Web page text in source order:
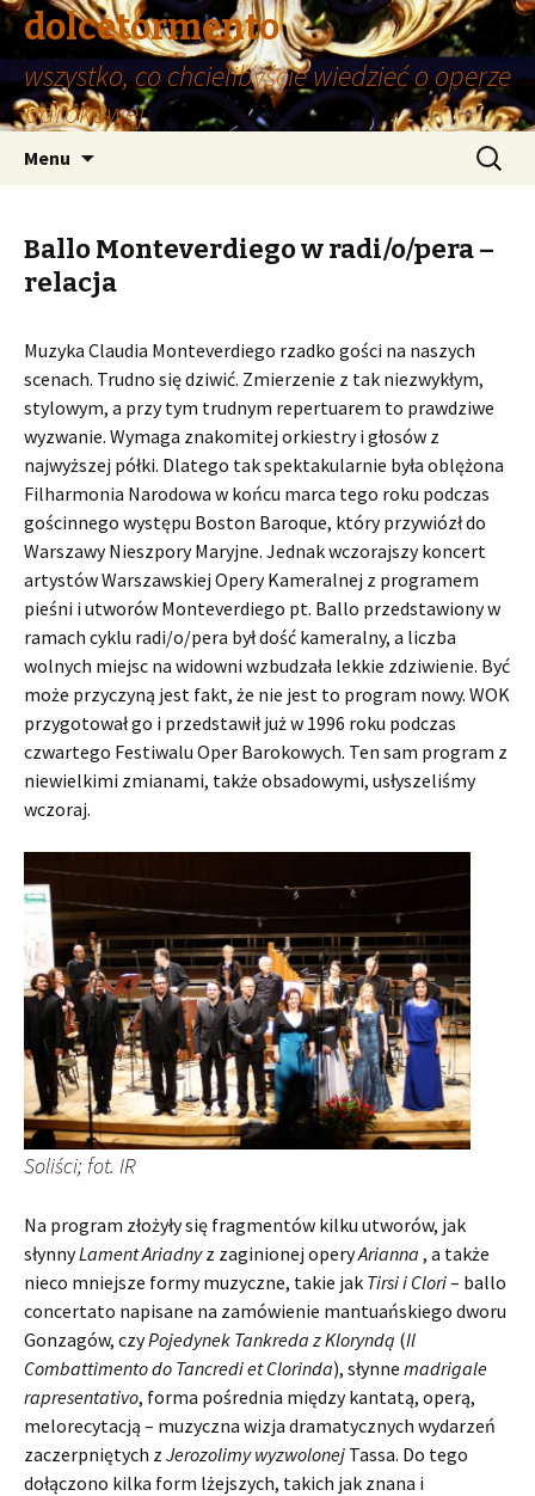
dolcetormento
wszystko, co chcielibyście wiedzieć o operze
barokowej
Menu Szukaj:
Ballo Monteverdiego w radi/o/pera –
relacja
Muzyka Claudia Monteverdiego rzadko gości na naszych
scenach. Trudno się dziwić. Zmierzenie z tak niezwykłym,
stylowym, a przy tym trudnym repertuarem to prawdziwe
wyzwanie. Wymaga znakomitej orkiestry i głosów z
najwyższej półki. Dlatego tak spektakularnie była oblężona
Filharmonia Narodowa w końcu marca tego roku podczas
gościnnego występu Boston Baroque, który przywiózł do
Warszawy Nieszpory Maryjne. Jednak wczorajszy koncert
artystów Warszawskiej Opery Kameralnej z programem
pieśni i utworów Monteverdiego pt. Ballo przedstawiony w
ramach cyklu radi/o/pera był dość kameralny, a liczba
wolnych miejsc na widowni wzbudzała lekkie zdziwienie. Być
może przyczyną jest fakt, że nie jest to program nowy. WOK
przygotował go i przedstawił już w 1996 roku podczas
czwartego Festiwalu Oper Barokowych. Ten sam program z
niewielkimi zmianami, także obsadowymi, usłyszeliśmy
wczoraj.
Soliści; fot. IR
Na program złożyły się fragmentów kilku utworów, jak
słynnyLament Ariadnyz zaginionej operyArianna , a także
nieco mniejsze formy muzyczne, takie jak Tirsi i Clori– ballo
concertato napisane na zamówienie mantuańskiego dworu
Gonzagów, czyPojedynek Tankreda z Kloryndą (Il
Combattimento do Tancredi et Clorinda), słynne madrigale
rapresentativo, forma pośrednia między kantatą, operą,
melorecytacją – muzyczna wizja dramatycznych wydarzeń
zaczerpniętych z Jerozolimy wyzwolonej Tassa. Do tego
dołączono kilka form lżejszych, takich jak znana i